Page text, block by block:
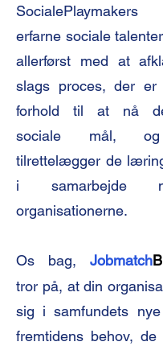
erfarne sociale
allerførst med at
slags proces, der
forhold til at nå
sociale mål, og
tilrettelægger de
i samarbejde
organisationerne.
Os bag, Jobmatch
tror på, at din
sig i samfundets
fremtidens behov, de